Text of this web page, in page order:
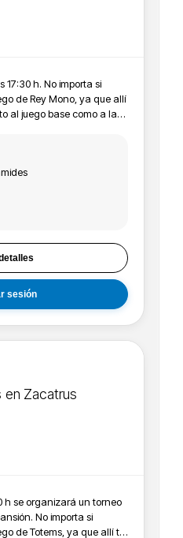
importa si
de Rey Mono, ya que allí
al juego base como a la
tendrás la
firmado por sus
sesión
Zacatrus
h se organizará un torneo
No importa si
de Totems, ya que allí te